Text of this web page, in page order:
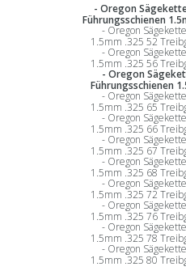
Oregon
Führungsschienen
Oregon
1.5mm .325 52
Oregon
1.5mm .325 56
Oregon
Führungsschienen
Oregon
1.5mm .325 65
Oregon
1.5mm .325 66
Oregon
1.5mm .325 67
Oregon
1.5mm .325 68
Oregon
1.5mm .325 72
Oregon
1.5mm .325 76
Oregon
1.5mm .325 78
Oregon
1.5mm .325 80